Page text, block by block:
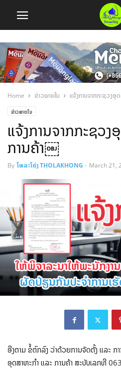
Home ຂ່າວພາຍໃນ ແຈ້ງການຈາກກະຊວງອຸ
ຂ່າວພາຍໃນ
ແຈ້ງການຈາກກະຊວງ
ການຄ້າ￼
By ໂທລະໂຄ່ງ THOLAKHONG - March 21,
ອີງຕາມ ຂໍ້ຕົກລົງ ວ່າດ້ວຍການຈັດຕັ້ງ ແລະ ກ
ອຸດສາຫະກໍາ ແລະ ການຄ້າ ສະບັບເລກທີ